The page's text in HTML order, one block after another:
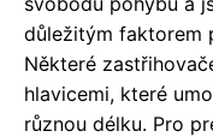
důležitým faktorem
Některé
hlavicemi, které
různou délku. Pro